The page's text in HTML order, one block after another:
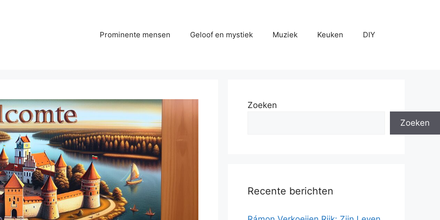
Prominente mensen Geloof en mystiek Muziek Keuken DIY
Zoeken
Zoeken
Recente berichten